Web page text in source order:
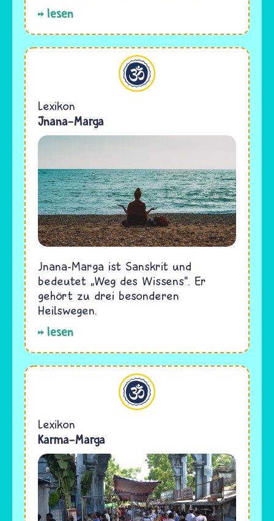
lesen
Hinduismus
Lexikon
Jnana-Marga
Jnana-Marga ist Sanskrit und
bedeutet „Weg des Wissens“. Er
gehört zu drei besonderen
Heilswegen.
lesen
Hinduismus
Lexikon
Karma-Marga